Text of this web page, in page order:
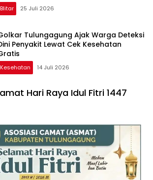
Blitar 25 Juli 2026
Tulungagung Ajak Warga Deteksi
Penyakit Lewat Cek Kesehatan
Kesehatan 14 Juli 2026
Hari Raya Idul Fitri 1447